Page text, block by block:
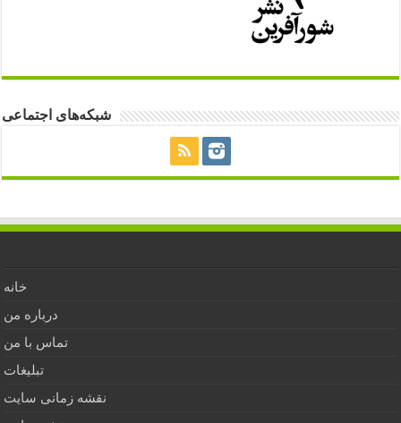
شبکه‌های اجتماعی
خانه
درباره من
تماس با من
تبلیغات
نقشه زمانی سایت